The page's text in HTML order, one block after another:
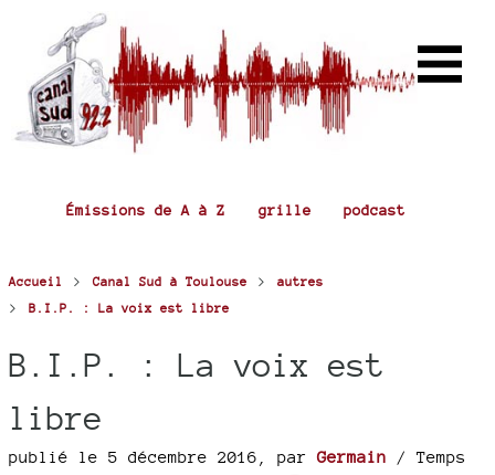
Émissions de A à Z grille podcast
Accueil > Canal Sud à Toulouse > autres
> B.I.P. : La voix est libre
B.I.P. : La voix est
libre
publié le 5 décembre 2016 parGermain / Temps